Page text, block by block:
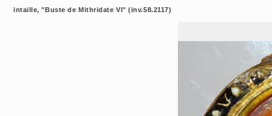
intaille, "Buste de Mithridate VI" (inv.58.2117)